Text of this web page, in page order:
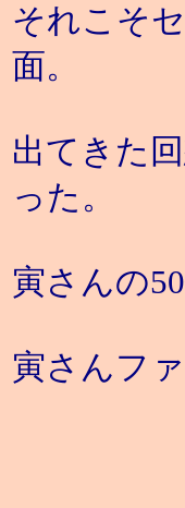
それこそ
面。
出てきた
った。
寅さんの
寅さんフ